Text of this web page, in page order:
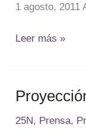
1 agosto, 2011
Leer más »
25N, Prensa,
Proyección
Video